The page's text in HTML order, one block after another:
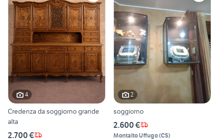
4
Credenza da soggiorno grande
alta
2.700 €
2
soggiorno
2.600 €
Montalto Uffugo(CS)